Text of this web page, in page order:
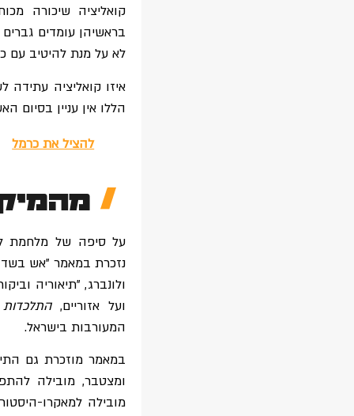
קואליציה שיכורה
בראשיהן עומדים
לא על מנת להיטיב עם
איזו קואליציה עתידה
הללו אין עניין בסיום
להציל את כרמל
על סיפה של מלחמת
ולונברג, "תיאוריה
ועל אזוריים,התלכדות
המעורבות בישראל.
במאמר מוזכרת גם
ומצטבר, מובילה
מובילה למאקרו-